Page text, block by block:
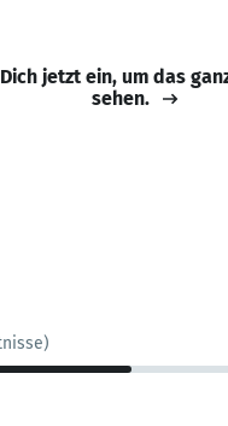
jetzt ein, um das
sehen.